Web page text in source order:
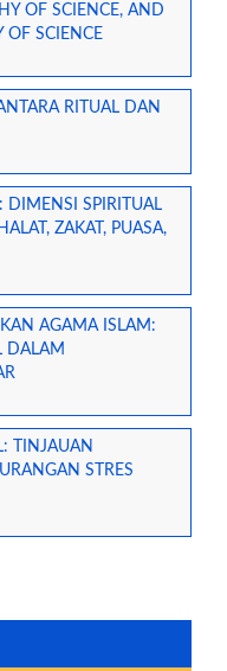
OF SCIENCE, AND
OF SCIENCE
RITUAL DAN
SPIRITUAL
ZAKAT, PUASA,
AGAMA ISLAM:
DALAM
TINJAUAN
STRES